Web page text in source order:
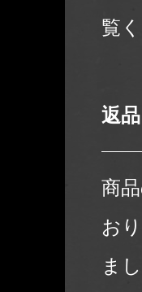
覧
返
商
お
ま